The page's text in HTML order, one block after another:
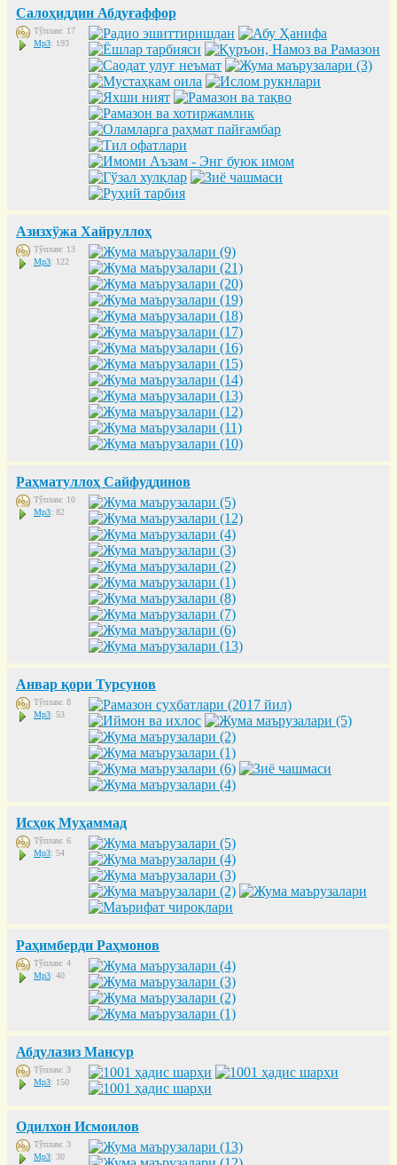
Салоҳиддин Абдуғаффор
Тўплам: 17
Mp3: 193
Азизхўжа Хайруллоҳ
Тўплам: 13
Mp3: 122
Раҳматуллоҳ Сайфуддинов
Тўплам: 10
Mp3: 82
Анвар қори Турсунов
Тўплам: 8
Mp3: 53
Исҳоқ Муҳаммад
Тўплам: 6
Mp3: 54
Раҳимберди Раҳмонов
Тўплам: 4
Mp3: 40
Абдулазиз Мансур
Тўплам: 3
Mp3: 150
Одилхон Исмоилов
Тўплам: 3
Mp3: 30